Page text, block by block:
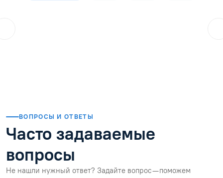
ВОПРОСЫ И ОТВЕТЫ
Часто задаваемые
вопросы
Не нашли нужный ответ? Задайте вопрос — поможем